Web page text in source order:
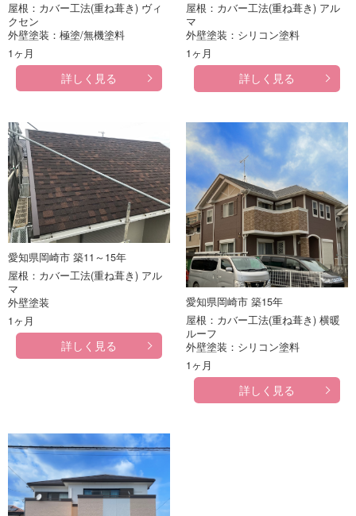
屋根：カバー工法(重ね葺き) ヴィ
クセン
外壁塗装：極塗/無機塗料
1ヶ月
詳しく見る
屋根：カバー工法(重ね葺き) アル
マ
外壁塗装：シリコン塗料
1ヶ月
詳しく見る
愛知県岡崎市 築11～15年
屋根：カバー工法(重ね葺き) アル
マ
外壁塗装
1ヶ月
詳しく見る
愛知県岡崎市 築15年
屋根：カバー工法(重ね葺き) 横暖
ルーフ
外壁塗装：シリコン塗料
1ヶ月
詳しく見る